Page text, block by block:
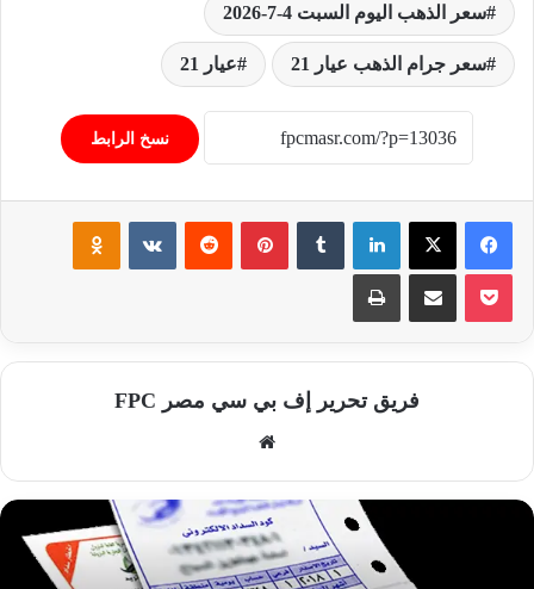
سعر الذهب اليوم السبت 4-7-2026
سعر جرام الذهب عيار 21 عيار 21
نسخ الرابط
فيسبوك ‫X لينكدإن بينتيريست
فريق تحرير إف بي سي مصر FPC
الوي
ب